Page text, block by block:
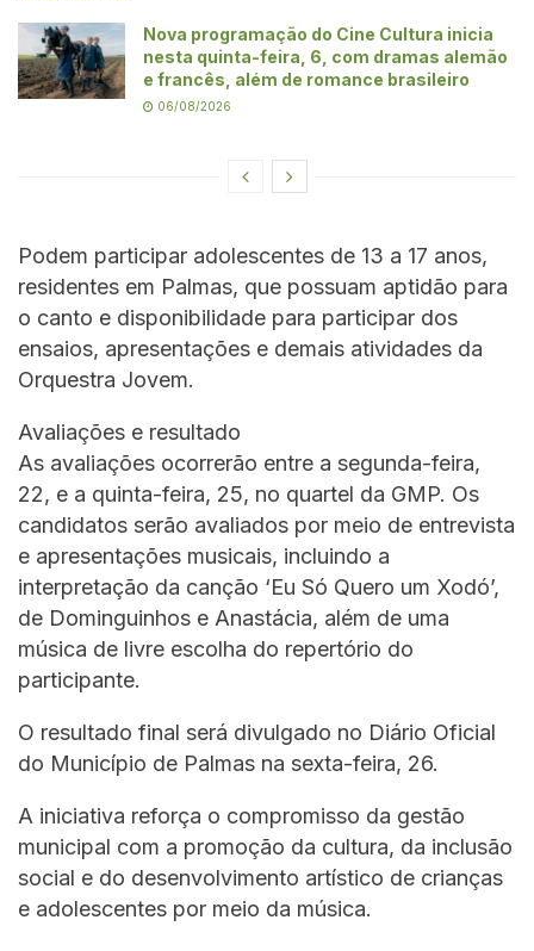
Nova programação do Cine Cultura inicia
nesta quinta-feira, 6, com dramas alemão
e francês, além de romance brasileiro
06/08/2026
Podem participar adolescentes de 13 a 17 anos,
residentes em Palmas, que possuam aptidão para
o canto e disponibilidade para participar dos
ensaios, apresentações e demais atividades da
Orquestra Jovem.
Avaliações e resultado
As avaliações ocorrerão entre a segunda-feira,
22, e a quinta-feira, 25, no quartel da GMP. Os
candidatos serão avaliados por meio de entrevista
e apresentações musicais, incluindo a
interpretação da canção ‘Eu Só Quero um Xodó’,
de Dominguinhos e Anastácia, além de uma
música de livre escolha do repertório do
participante.
O resultado final será divulgado no Diário Oficial
do Município de Palmas na sexta-feira, 26.
A iniciativa reforça o compromisso da gestão
municipal com a promoção da cultura, da inclusão
social e do desenvolvimento artístico de crianças
e adolescentes por meio da música.